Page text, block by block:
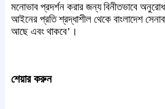
মনোভাব প্রদর্শন করার জন্য বিনীতভাবে
আইনের প্রতি শ্রদ্ধাশীল থেকে বাংলাদেশ
আছে এবং থাকবে’।
শেয়ার করুন